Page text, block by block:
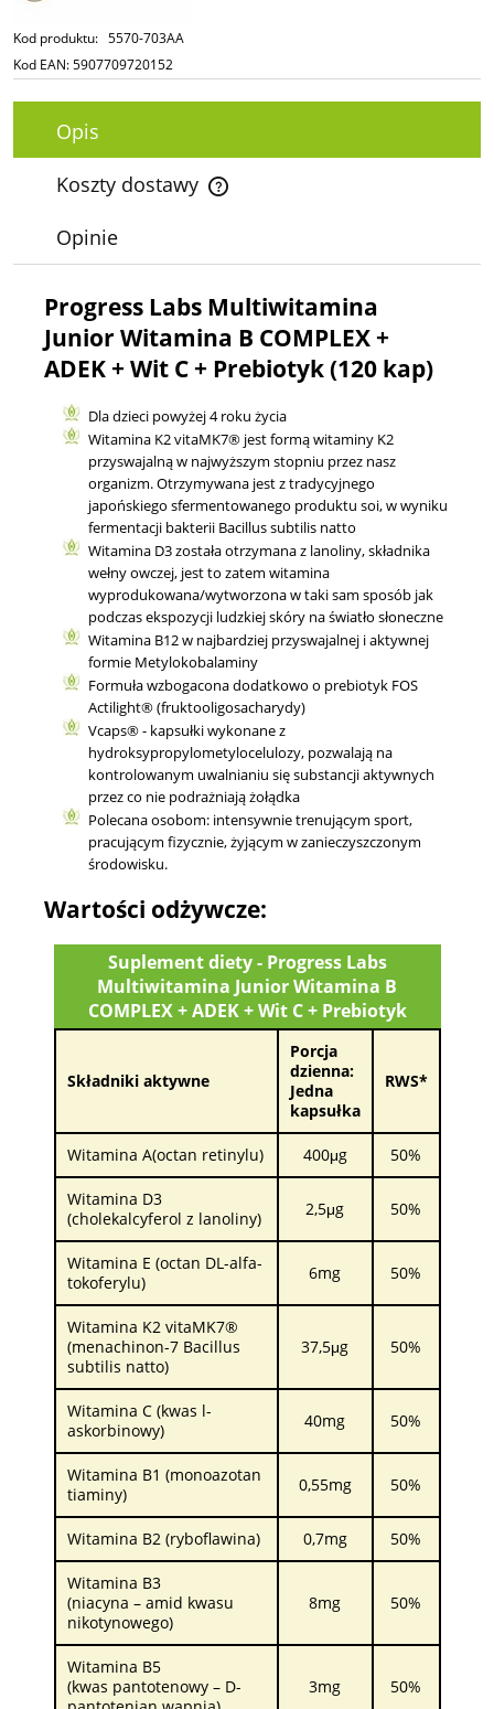
Kod produktu: 5570-703AA
Kod EAN:5907709720152
Opis
Koszty dostawy
Cena nie zawiera ewentualnych kosztów płatności
Opinie
Progress Labs Multiwitamina
Junior Witamina B COMPLEX +
ADEK + Wit C + Prebiotyk (120 kap)
Dla dzieci powyżej 4 roku życia
Witamina K2 vitaMK7® jest formą witaminy K2
przyswajalną w najwyższym stopniu przez nasz
organizm. Otrzymywana jest z tradycyjnego
japońskiego sfermentowanego produktu soi, w wyniku
fermentacji bakterii Bacillus subtilis natto
Witamina D3 została otrzymana z lanoliny, składnika
wełny owczej, jest to zatem witamina
wyprodukowana/wytworzona w taki sam sposób jak
podczas ekspozycji ludzkiej skóry na światło słoneczne
Witamina B12 w najbardziej przyswajalnej i aktywnej
formie Metylokobalaminy
Formuła wzbogacona dodatkowo o prebiotyk FOS
Actilight® (fruktooligosacharydy)
Vcaps® - kapsułki wykonane z
hydroksypropylometylocelulozy, pozwalają na
kontrolowanym uwalnianiu się substancji aktywnych
przez co nie podrażniają żołądka
Polecana osobom: intensywnie trenującym sport,
pracującym fizycznie, żyjącym w zanieczyszczonym
środowisku.
Wartości odżywcze:
Suplement diety - Progress Labs
Multiwitamina Junior Witamina B
COMPLEX + ADEK + Wit C + Prebiotyk
Składniki aktywne
Porcja
dzienna:
Jedna
kapsułka
RWS*
Witamina A(octan retinylu) 400μg 50%
Witamina D3
(cholekalcyferol z lanoliny)
2,5μg 50%
Witamina E (octan DL-alfa-
tokoferylu)
6mg 50%
Witamina K2 vitaMK7®
(menachinon-7 Bacillus
subtilis natto)
37,5μg 50%
Witamina C (kwas l-
askorbinowy)
40mg 50%
Witamina B1 (monoazotan
tiaminy)
0,55mg 50%
Witamina B2 (ryboflawina) 0,7mg 50%
Witamina B3
(niacyna – amid kwasu
nikotynowego)
8mg 50%
Witamina B5
(kwas pantotenowy – D-
3mg 50%